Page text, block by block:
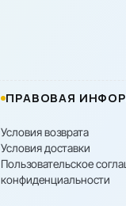
ПРАВОВАЯ
Условия возврата
Условия доставки
Пользовательское
конфиденциальности